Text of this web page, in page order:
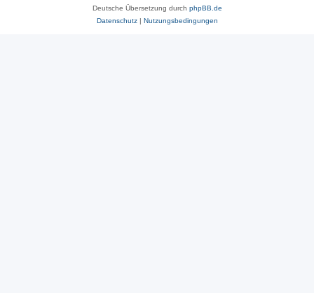
Deutsche Übersetzung durch phpBB.de
Datenschutz| Nutzungsbedingungen